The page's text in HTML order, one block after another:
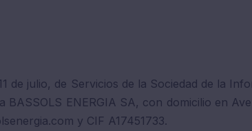
de julio, de Servicios de la Sociedad de la
ENERGIA SA, con domicilio en
y CIF A17451733.